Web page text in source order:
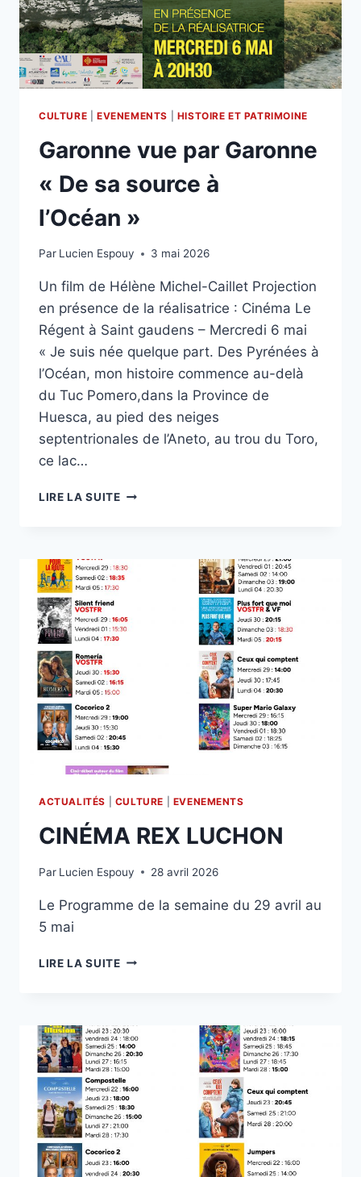
CULTURE EVENEMENTS HISTOIRE ET PATRIMOINE
Garonne vue par Garonne
« De sa source à
l’Océan »
Par Lucien Espouy 3 mai 2026
Un film de Hélène Michel-Caillet Projection
en présence de la réalisatrice : Cinéma Le
Régent à Saint gaudens – Mercredi 6 mai
« Je suis née quelque part. Des Pyrénées à
l’Océan, mon histoire commence au-delà
du Tuc Pomero,dans la Province de
Huesca, au pied des neiges
septentrionales de l’Aneto, au trou du Toro,
ce lac…
LIRE LA SUITEGARONNE
SA
L’OCÉAN »
ACTUALITÉS CULTURE EVENEMENTS
CINÉMA REX LUCHON
Par Lucien Espouy 28 avril 2026
Le Programme de la semaine du 29 avril au
5 mai
LIRE LA SUITECINÉMA